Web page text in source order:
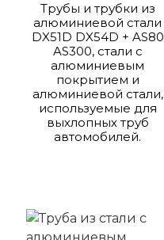
Трубы и трубки из
алюминиевой стали
DX51D DX54D + AS80
AS300, стали с
алюминиевым
покрытием и
алюминиевой стали,
используемые для
выхлопных труб
автомобилей.